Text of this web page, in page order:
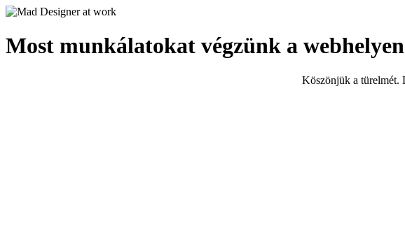
Most munkálatokat végzünk a webhelyen
Köszönjük a türelmét.